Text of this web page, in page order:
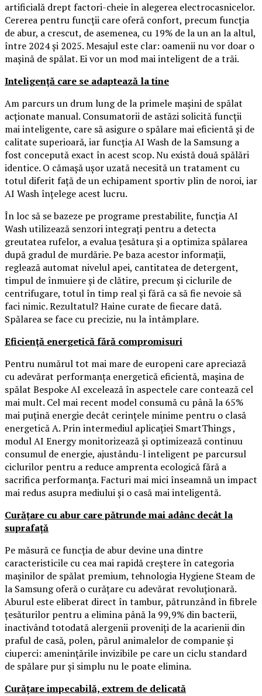
artificială drept factori-cheie în alegerea electrocasnicelor.
Cererea pentru funcții care oferă confort, precum funcția
de abur, a crescut, de asemenea, cu 19% de la un an la altul,
între 2024 și 2025. Mesajul este clar: oamenii nu vor doar o
mașină de spălat. Ei vor un mod mai inteligent de a trăi.
Inteligență care se adaptează la tine
Am parcurs un drum lung de la primele mașini de spălat
acționate manual. Consumatorii de astăzi solicită funcții
mai inteligente, care să asigure o spălare mai eficientă și de
calitate superioară, iar funcția AI Wash de la Samsung a
fost concepută exact în acest scop. Nu există două spălări
identice. O cămașă ușor uzată necesită un tratament cu
totul diferit față de un echipament sportiv plin de noroi, iar
AI Wash înțelege acest lucru.
În loc să se bazeze pe programe prestabilite, funcția AI
Wash utilizează senzori integrați pentru a detecta
greutatea rufelor, a evalua țesătura și a optimiza spălarea
după gradul de murdărie. Pe baza acestor informații,
reglează automat nivelul apei, cantitatea de detergent,
timpul de înmuiere și de clătire, precum și ciclurile de
centrifugare, totul în timp real și fără ca să fie nevoie să
faci nimic. Rezultatul? Haine curate de fiecare dată.
Spălarea se face cu precizie, nu la întâmplare.
Eficiență energetică fără compromisuri
Pentru numărul tot mai mare de europeni care apreciază
cu adevărat performanța energetică eficientă, mașina de
spălat Bespoke AI excelează în aspectele care contează cel
mai mult. Cel mai recent model consumă cu până la 65%
mai puțină energie decât cerințele minime pentru o clasă
energetică A. Prin intermediul aplicației SmartThings ,
modul AI Energy monitorizează și optimizează continuu
consumul de energie, ajustându-l inteligent pe parcursul
ciclurilor pentru a reduce amprenta ecologică fără a
sacrifica performanța. Facturi mai mici înseamnă un impact
mai redus asupra mediului și o casă mai inteligentă.
Curățare cu abur care pătrunde mai adânc decât la
suprafață
Pe măsură ce funcția de abur devine una dintre
caracteristicile cu cea mai rapidă creștere în categoria
mașinilor de spălat premium, tehnologia Hygiene Steam de
la Samsung oferă o curățare cu adevărat revoluționară.
Aburul este eliberat direct în tambur, pătrunzând în fibrele
țesăturilor pentru a elimina până la 99,9% din bacterii,
inactivând totodată alergenii proveniți de la acarienii din
praful de casă, polen, părul animalelor de companie și
ciuperci: amenințările invizibile pe care un ciclu standard
de spălare pur și simplu nu le poate elimina.
Curățare impecabilă, extrem de delicată